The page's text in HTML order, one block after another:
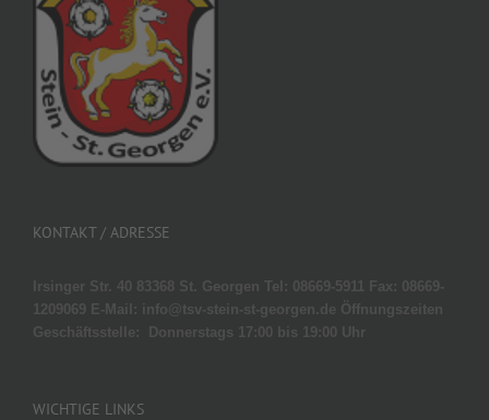
KONTAKT / ADRESSE
Irsinger Str. 40 83368 St. Georgen Tel: 08669-5911 Fax: 08669-
1209069 E-Mail: info@tsv-stein-st-georgen.de Öffnungszeiten
Geschäftsstelle:
Donnerstags 17:00 bis 19:00 Uhr
WICHTIGE LINKS